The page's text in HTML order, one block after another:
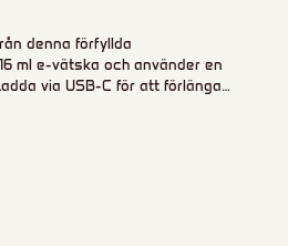
denna förfyllda
ml e-vätska och använder en
via USB-C för att förlänga